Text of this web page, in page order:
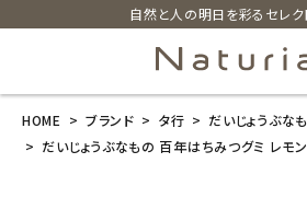
自然と人の明日を彩るセレク
search
HOME ブランド タ行
だいじょうぶな
だいじょうぶなもの 百年はちみつグミ レモ